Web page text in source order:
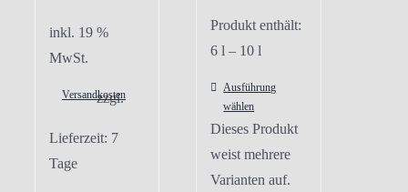
inkl. 19 %
MwSt.
zzgl.
Versandkosten
Lieferzeit: 7
Tage
Produkt enthält:
6l – 10l
Ausführung
wählen
Dieses Produkt
weist mehrere
Varianten auf.